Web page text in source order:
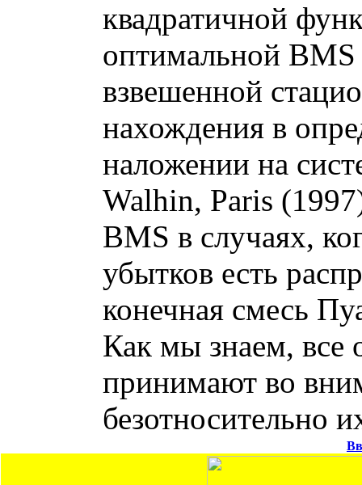
квадратичной
оптимальной BMS
взвешенной
нахождения в
наложении на
Walhin, Paris
BMS в случаях,
убытков есть
конечная смесь
Как мы знаем, все
принимают во
безотносительно